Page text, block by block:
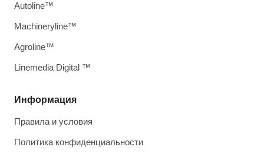
Информация
Правила и условия
Политика конфиденциальности
Autoline™
Machineryline™
Agroline™
Linemedia Digital ™